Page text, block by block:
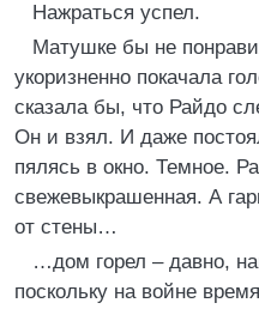
Нажраться успел.
Матушке бы не
укоризненно покачала
сказала бы, что Райдо
Он и взял. И даже
пялясь в окно. Темное.
свежевыкрашенная. А
от стены…
…дом горел – давно,
поскольку на войне